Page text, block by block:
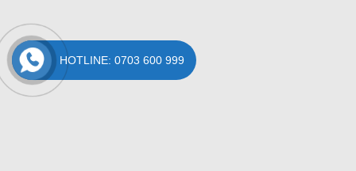
HOTLINE: 0703 600 999